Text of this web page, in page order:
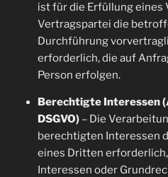
ist für die Erfüllung eines
Vertragspartei die
Durchführung
erforderlich, die auf
Person erfolgen.
Berechtigte Interessen
DSGVO)– Die
berechtigten Interessen
eines Dritten
Interessen oder